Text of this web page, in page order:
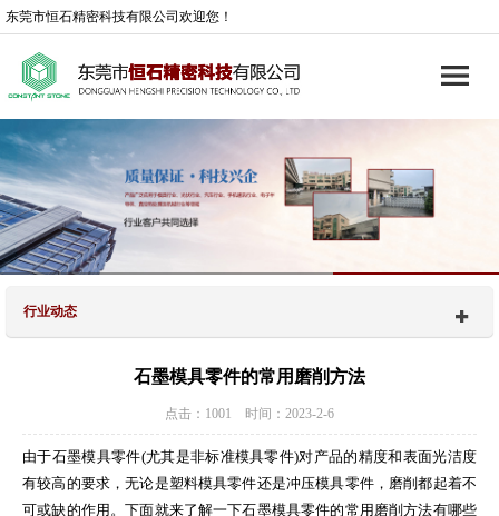
东莞市恒石精密科技有限公司欢迎您！
行业动态
石墨模具零件的常用磨削方法
点击：1001 时间：2023-2-6
由于石墨模具零件(尤其是非标准模具零件)对产品的精度和表面光洁度
有较高的要求，无论是塑料模具零件还是冲压模具零件，磨削都起着不
可或缺的作用。下面就来了解一下石墨模具零件的常用磨削方法有哪些